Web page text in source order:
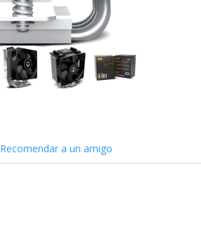
Recomendar a un amigo